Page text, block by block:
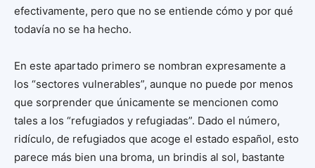
efectivamente, pero que no se entiende cómo y por qué
todavía no se ha hecho.
En este apartado primero se nombran expresamente a
los “sectores vulnerables”, aunque no puede por menos
que sorprender que únicamente se mencionen como
tales a los “refugiados y refugiadas”. Dado el número,
ridículo, de refugiados que acoge el estado español, esto
parece más bien una broma, un brindis al sol, bastante